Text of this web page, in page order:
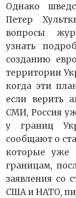
Однако
Петер
вопросы
узнать
созданию
территории
когда эти
если верить
СМИ, Россия
у границ
сообщают о
которые уже
границам,
заявления со
США и НАТО,